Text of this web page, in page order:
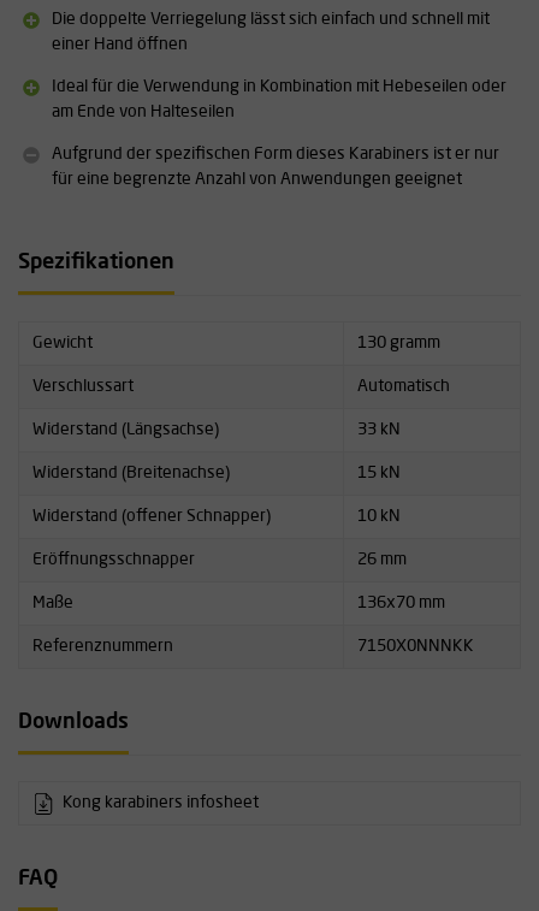
Die doppelte Verriegelung lässt sich einfach und schnell mit
einer Hand öffnen
Ideal für die Verwendung in Kombination mit Hebeseilen oder
am Ende von Halteseilen
Aufgrund der spezifischen Form dieses Karabiners ist er nur
für eine begrenzte Anzahl von Anwendungen geeignet
Spezifikationen
Gewicht 130 gramm
Verschlussart Automatisch
Widerstand (Längsachse) 33 kN
Widerstand (Breitenachse) 15 kN
Widerstand (offener Schnapper) 10 kN
Eröffnungsschnapper 26 mm
Maße 136x70 mm
Referenznummern 7150X0NNNKK
Downloads
Kong karabiners infosheet
FAQ